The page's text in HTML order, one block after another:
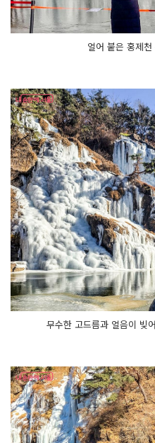
얼어 붙은 홍제
무수한 고드름과 얼음이 빚